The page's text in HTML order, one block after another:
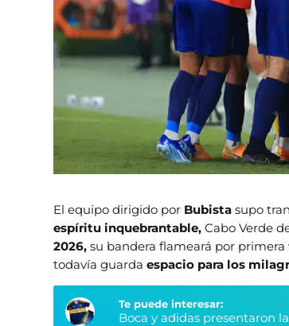
El equipo dirigido por Bubistasupo
espíritu inquebrantable, Cabo Verde
2026, su bandera flameará por
todavía guarda espacio para los
Te puede interesar:
Boca y adidas presentaron